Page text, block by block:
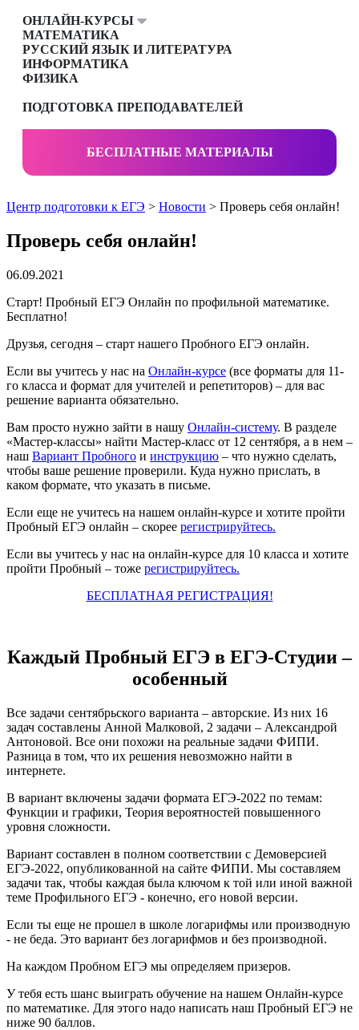
ОНЛАЙН-КУРСЫ
МАТЕМАТИКА
РУССКИЙ ЯЗЫК И ЛИТЕРАТУРА
ИНФОРМАТИКА
ФИЗИКА
ПОДГОТОВКА ПРЕПОДАВАТЕЛЕЙ
БЕСПЛАТНЫЕ МАТЕРИАЛЫ
Центр подготовки к ЕГЭ > Новости > Проверь себя онлайн!
Проверь себя онлайн!
06.09.2021
Старт! Пробный ЕГЭ Онлайн по профильной математике.
Бесплатно!
Друзья, сегодня – старт нашего Пробного ЕГЭ онлайн.
Если вы учитесь у нас на Онлайн-курсе (все форматы для 11-
го класса и формат для учителей и репетиторов) – для вас
решение варианта обязательно.
Вам просто нужно зайти в нашу Онлайн-систему. В разделе
«Мастер-классы» найти Мастер-класс от 12 сентября, а в нем –
наш Вариант Пробного и инструкцию – что нужно сделать,
чтобы ваше решение проверили. Куда нужно прислать, в
каком формате, что указать в письме.
Если еще не учитесь на нашем онлайн-курсе и хотите пройти
Пробный ЕГЭ онлайн – скорее регистрируйтесь.
Если вы учитесь у нас на онлайн-курсе для 10 класса и хотите
пройти Пробный – тоже регистрируйтесь.
БЕСПЛАТНАЯ РЕГИСТРАЦИЯ!
Каждый Пробный ЕГЭ в ЕГЭ-Студии –
особенный
Все задачи сентябрьского варианта – авторские. Из них 16
задач составлены Анной Малковой, 2 задачи – Александрой
Антоновой. Все они похожи на реальные задачи ФИПИ.
Разница в том, что их решения невозможно найти в
интернете.
В вариант включены задачи формата ЕГЭ-2022 по темам:
Функции и графики, Теория вероятностей повышенного
уровня сложности.
Вариант составлен в полном соответствии с Демоверсией
ЕГЭ-2022, опубликованной на сайте ФИПИ. Мы составляем
задачи так, чтобы каждая была ключом к той или иной важной
теме Профильного ЕГЭ - конечно, его новой версии.
Если ты еще не прошел в школе логарифмы или производную
- не беда. Это вариант без логарифмов и без производной.
На каждом Пробном ЕГЭ мы определяем призеров.
У тебя есть шанс выиграть обучение на нашем Онлайн-курсе
по математике. Для этого надо написать наш Пробный ЕГЭ не
ниже 90 баллов.